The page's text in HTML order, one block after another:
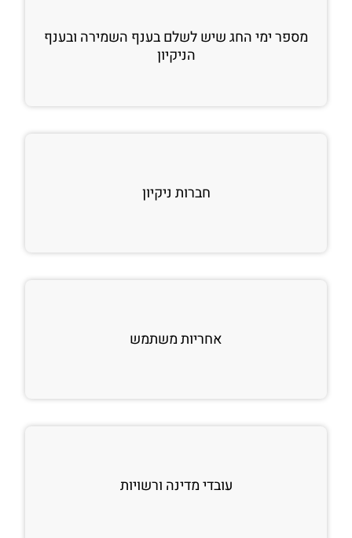
מספר ימי החג שיש לשלם בענף השמירה ובענף
הניקיון
חברות ניקיון
אחריות משתמש
עובדי מדינה ורשויות